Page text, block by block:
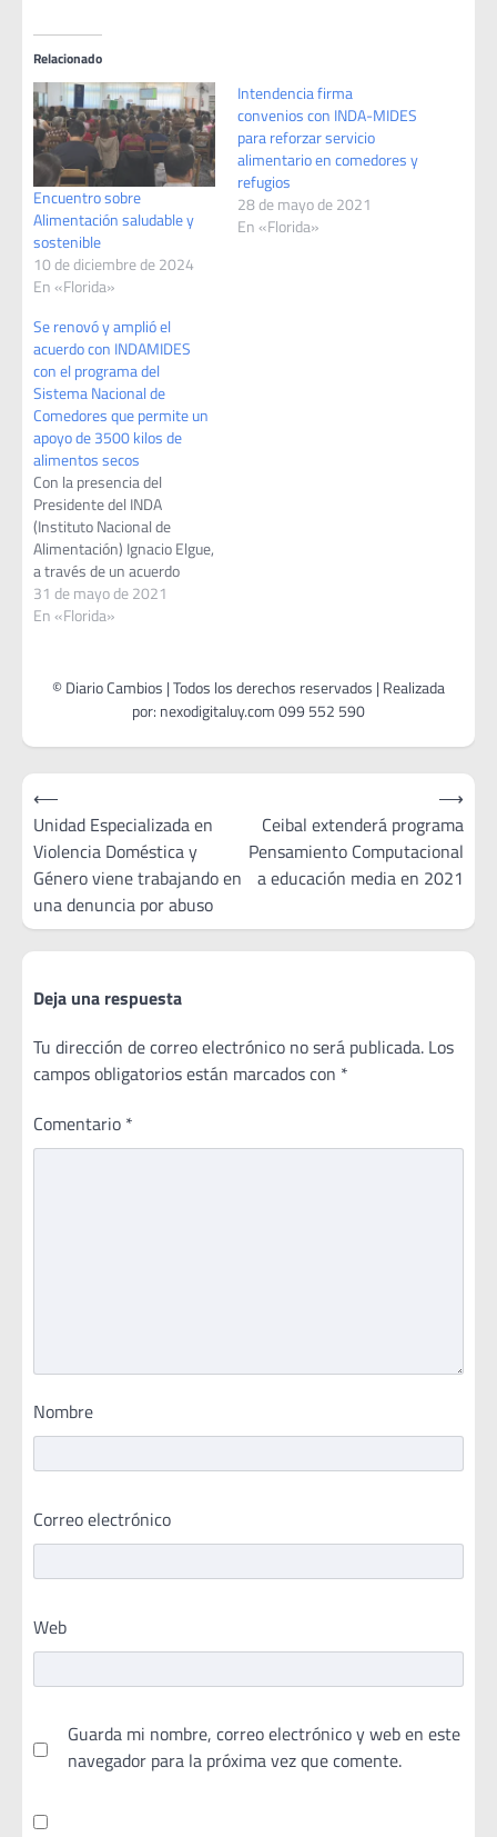
Relacionado
Encuentro sobre
Alimentación saludable y
sostenible
10 de diciembre de 2024
En «Florida»
Intendencia firma
convenios con INDA-MIDES
para reforzar servicio
alimentario en comedores y
refugios
28 de mayo de 2021
En «Florida»
Se renovó y amplió el
acuerdo con INDAMIDES
con el programa del
Sistema Nacional de
Comedores que permite un
apoyo de 3500 kilos de
alimentos secos
Con la presencia del
Presidente del INDA
(Instituto Nacional de
Alimentación) Ignacio Elgue,
a través de un acuerdo
establecido entre la
Intendencia Departamental
acuerdo con el programa del
Sistema Nacional de
Comedores que permite un
apoyo de 3500 kilos…
31 de mayo de 2021
En «Florida»
Navegación
de
entradas
⟵
Unidad Especializada en
Violencia Doméstica y
Género viene trabajando en
una denuncia por abuso
Ceibal extenderá programa
Pensamiento Computacional
a educación media en 2021
⟶
Deja una respuesta
Tu dirección de correo electrónico no será publicada. Los
campos obligatorios están marcados con *
Comentario *
Nombre
Correo electrónico
Web
Guarda mi nombre, correo electrónico y web en este
navegador para la próxima vez que comente.